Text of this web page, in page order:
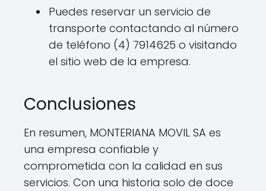
Puedes reservar un servicio de
transporte contactando al número
de teléfono (4) 7914625 o visitando
el sitio web de la empresa.
Conclusiones
En resumen, MONTERIANA MOVIL SA es
una empresa confiable y
comprometida con la calidad en sus
servicios. Con una historia solo de doce